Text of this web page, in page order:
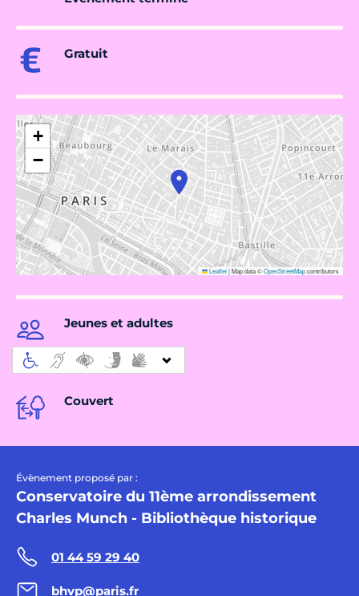
Gratuit
+
−
Leaflet|Map data ©OpenStreetMapcontributors
Jeunes et adultes
Couvert
Évènement proposé par :
Conservatoire du 11ème arrondissement
Charles Munch - Bibliothèque historique
01 44 59 29 40
bhvp@paris.fr